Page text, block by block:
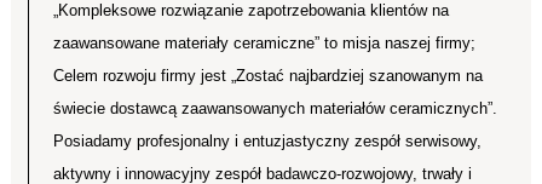
„Kompleksowe rozwiązanie zapotrzebowania klientów na
zaawansowane materiały ceramiczne” to misja naszej firmy;
Celem rozwoju firmy jest „Zostać najbardziej szanowanym na
świecie dostawcą zaawansowanych materiałów ceramicznych”.
Posiadamy profesjonalny i entuzjastyczny zespół serwisowy,
aktywny i innowacyjny zespół badawczo-rozwojowy, trwały i